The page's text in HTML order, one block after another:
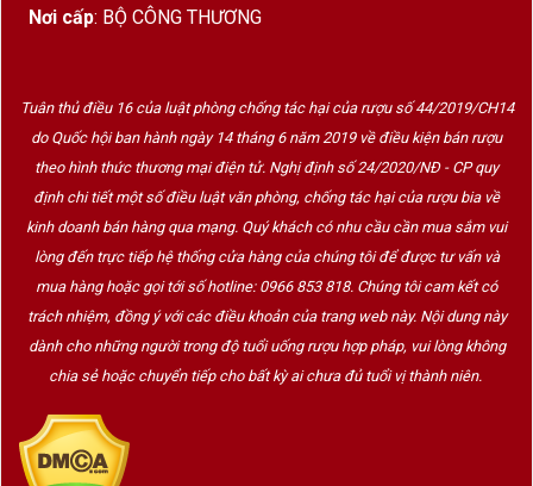
Phù hợp
Steak, thịt đỏ, tiệc cao cấp, quà
Pauillac – Vùng Đất Của Những Chai Bordeaux
Quyền Lực
Pauillac là một trong những appellation danh giá
nhất Médoc và Bordeaux. Vùng đất này nổi tiếng
nhờ điều kiện thổ nhưỡng giàu sỏi đá giúp
Cabernet Sauvignon phát triển hoàn hảo.
Đặc điểm nổi bật của vang Pauillac:
Tannin chắc chắn
Nơi cấp: BỘ CÔNG THƯƠNG
Tuân thủ điều 16 của luật phòng chống tác hại của rượu số 44/2019/CH14
do Quốc hội ban hành ngày 14 tháng 6 năm 2019 về điều kiện bán rượu
theo hình thức thương mại điện tử. Nghị định số 24/2020/NĐ - CP quy
định chi tiết một số điều luật văn phòng, chống tác hại của rượu bia về
kinh doanh bán hàng qua mạng. Quý khách có nhu cầu cần mua sắm vui
lòng đến trực tiếp hệ thống cửa hàng của chúng tôi để được tư vấn và
mua hàng hoặc gọi tới số hotline: 0966 853 818. Chúng tôi cam kết có
trách nhiệm, đồng ý với các điều khoản của trang web này. Nội dung này
dành cho những người trong độ tuổi uống rượu hợp pháp, vui lòng không
chia sẻ hoặc chuyển tiếp cho bất kỳ ai chưa đủ tuổi vị thành niên.